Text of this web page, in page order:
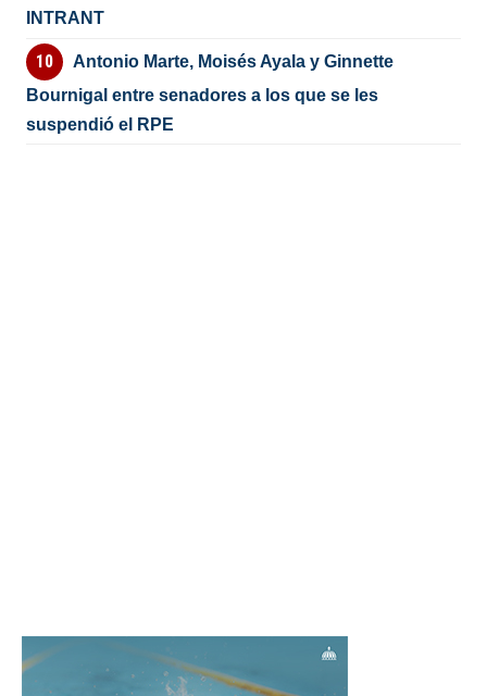
INTRANT
Antonio Marte, Moisés Ayala y Ginnette
Bournigal entre senadores a los que se les
suspendió el RPE